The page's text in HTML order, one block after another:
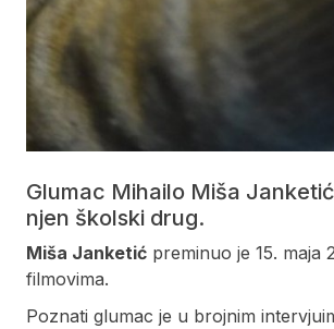
Glumac Mihailo Miša
njen školski drug.
Miša Janketić preminuo je 15. maja
filmovima.
Poznati glumac je u brojnim